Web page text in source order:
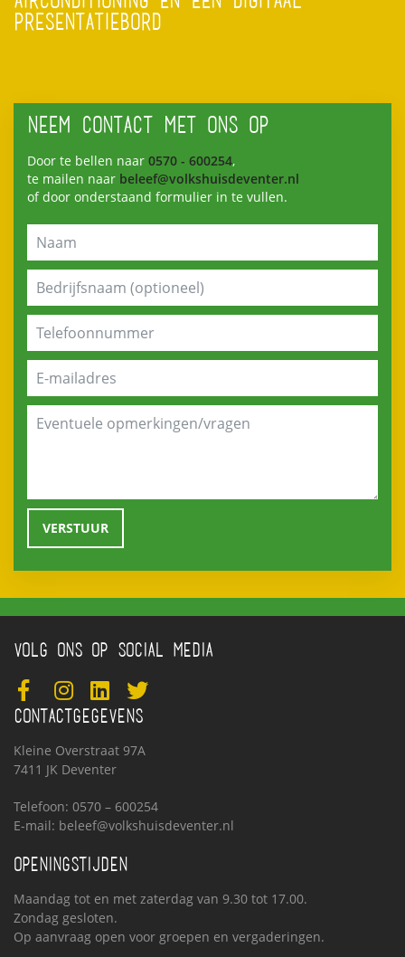
PRESENTATIEBORD
NEEM CONTACT MET ONS OP
Door te bellen naar 0570 - 600254,
te mailen naar beleef@volkshuisdeventer.nl
of door onderstaand formulier in te vullen.
VOLG ONS OP SOCIAL MEDIA
CONTACTGEGEVENS
Kleine Overstraat 97A
7411 JK Deventer
Telefoon: 0570 – 600254
E-mail: beleef@volkshuisdeventer.nl
OPENINGSTIJDEN
Maandag tot en met zaterdag van 9.30 tot 17.00.
Zondag gesloten.
Op aanvraag open voor groepen en vergaderingen.